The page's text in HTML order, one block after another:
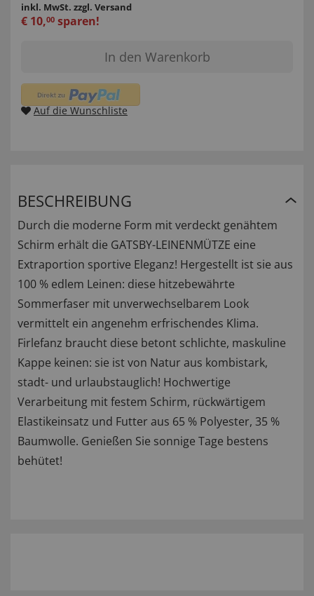
inkl. MwSt. zzgl. Versand
€ 10,00 sparen!
In den Warenkorb
Auf die Wunschliste
BESCHREIBUNG
Durch die moderne Form mit verdeckt genähtem
Schirm erhält die GATSBY-LEINENMÜTZE eine
Extraportion sportive Eleganz! Hergestellt ist sie aus
100 % edlem Leinen: diese hitzebewährte
Sommerfaser mit unverwechselbarem Look
vermittelt ein angenehm erfrischendes Klima.
Firlefanz braucht diese betont schlichte, maskuline
Kappe keinen: sie ist von Natur aus kombistark,
stadt- und urlaubstauglich! Hochwertige
Verarbeitung mit festem Schirm, rückwärtigem
Elastikeinsatz und Futter aus 65 % Polyester, 35 %
Baumwolle. Genießen Sie sonnige Tage bestens
behütet!